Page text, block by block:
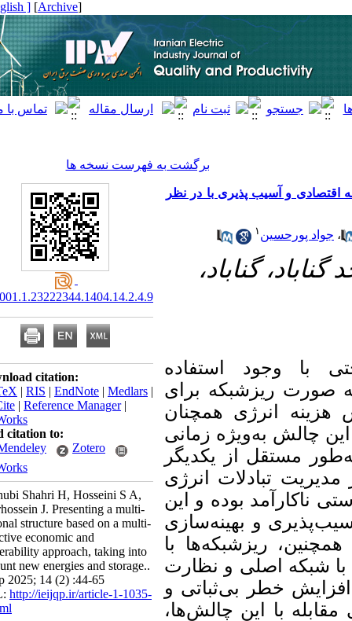
Archive
]
[ English ]
برگشت به فهرست نسخه ها
و آسیب پذیری با در نظر
پورحسین۱
گناباد،
وجود استفاده
ریزشبکه برای
انرژی همچنان
به‌ویژه زمانی
مستقل از یکدیگر
تبادلات انرژی
بوده و این
و بهینه‌سازی
ریزشبکه‌ها با
اصلی و نظارت
خطر بی‌ثباتی و
با این چالش‌ها،
20.1001.1.23222344.1404.14.2.4.9
Download citation:
BibTeX | RIS|EndNote|Medlars|
ProCite|Reference Manager
RefWorks
Send citation to:
Mendeley
Zotero
RefWorks
Yaghubi Shahri H, Hosseini S A,
Pourhossein J. Presenting a multi-
regional structure based on a multi-
objective economic and
vulnerability approach, taking into
account new energies and storage..
ieijqp 2025; 14 (2) :44-65
URL:http://ieijqp.ir/article-1-1035-
fa.html